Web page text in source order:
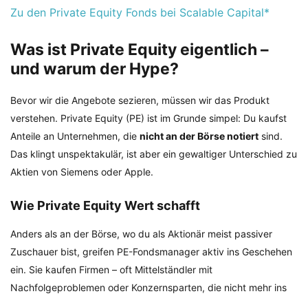
Zu den Private Equity Fonds bei Scalable Capital*
Was ist Private Equity eigentlich –
und warum der Hype?
Bevor wir die Angebote sezieren, müssen wir das Produkt
verstehen. Private Equity (PE) ist im Grunde simpel: Du kaufst
Anteile an Unternehmen, die nicht an der Börse notiert sind.
Das klingt unspektakulär, ist aber ein gewaltiger Unterschied zu
Aktien von Siemens oder Apple.
Wie Private Equity Wert schafft
Anders als an der Börse, wo du als Aktionär meist passiver
Zuschauer bist, greifen PE-Fondsmanager aktiv ins Geschehen
ein. Sie kaufen Firmen – oft Mittelständler mit
Nachfolgeproblemen oder Konzernsparten, die nicht mehr ins